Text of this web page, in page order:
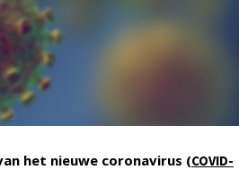
het nieuwe coronavirus (COVID-